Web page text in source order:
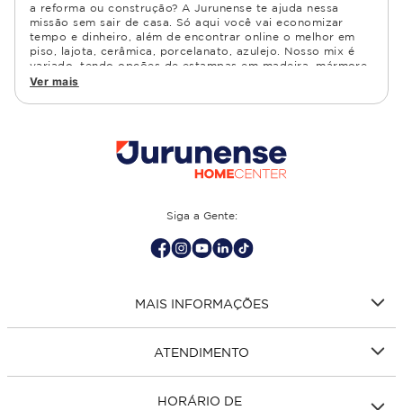
a reforma ou construção? A Jurunense te ajuda nessa
missão sem sair de casa. Só aqui você vai economizar
tempo e dinheiro, além de encontrar online o melhor em
piso, lajota, cerâmica, porcelanato, azulejo. Nosso mix é
variado, tendo opções de estampas em madeira, mármore,
granito, cimento, geométrico, e muito mais Confira as
cozinha, quarto, sala de estar.
Ver mais
Siga a Gente:
MAIS INFORMAÇÕES
ATENDIMENTO
HORÁRIO DE